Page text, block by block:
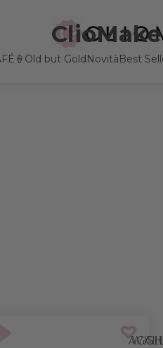
Old but GoldNovitàBest
AGGIUNGI